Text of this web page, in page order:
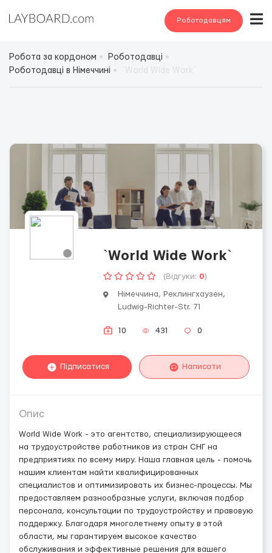
Роботодавцям
Робота за кордоном
Роботодавці
Роботодавці в Німеччині
`World Wide Work`
(Відгуки: 0)
Німеччина, Реклингхаузен,
Ludwig-Richter-Str. 71
10 431 0
Підписатися Написати
Опис
World Wide Work - это агентство, специализирующееся
на трудоустройстве работников из стран СНГ на
предприятиях по всему миру. Наша главная цель - помочь
нашим клиентам найти квалифицированных
специалистов и оптимизировать их бизнес-процессы. Мы
предоставляем разнообразные услуги, включая подбор
персонала, консультации по трудоустройству и правовую
поддержку. Благодаря многолетнему опыту в этой
области, мы гарантируем высокое качество
обслуживания и эффективные решения для вашего